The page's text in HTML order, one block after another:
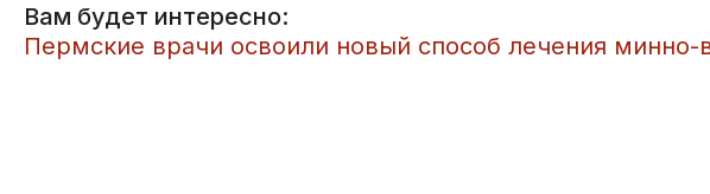
Вам будет интересно:
​Пермские врачи освоили новый способ лечения